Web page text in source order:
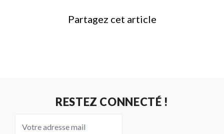
Partagez cet article
RESTEZ CONNECTÉ !